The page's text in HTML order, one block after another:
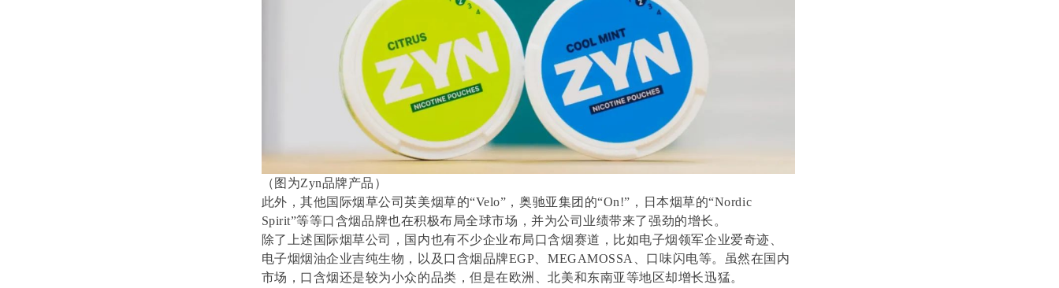
（图为Zyn品牌产品）
此外，其他国际烟草公司英美烟草的“Velo”，奥驰亚集团的“On!”，日本烟草的“Nordic
Spirit”等等口含烟品牌也在积极布局全球市场，并为公司业绩带来了强劲的增长。
除了上述国际烟草公司，国内也有不少企业布局口含烟赛道，比如电子烟领军企业爱奇迹、
电子烟烟油企业吉纯生物，以及口含烟品牌EGP、MEGAMOSSA、口味闪电等。虽然在国内
市场，口含烟还是较为小众的品类，但是在欧洲、北美和东南亚等地区却增长迅猛。